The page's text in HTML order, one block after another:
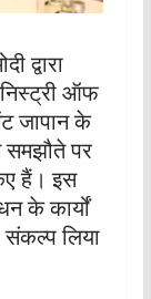
द्वारा
ऑफ
जापान के
समझौते पर
हैं। इस
के कार्यों
संकल्प लिया